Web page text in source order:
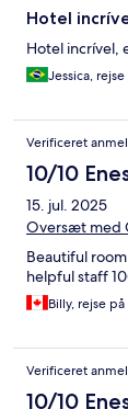
Hotel
Hotel incrível,
Jessica,
Verificeret
10/10
15. jul. 2025
Oversæt med
Beautiful
helpful staff
Billy, rejse
Verificeret
10/10